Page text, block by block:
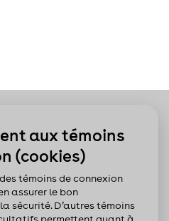
:
aux témoins
(cookies)
témoins de connexion
assurer le bon
sécurité. D’autres témoins